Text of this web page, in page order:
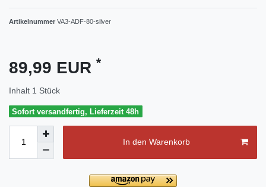
Artikelnummer VA3-ADF-80-silver
89,99 EUR *
Inhalt 1 Stück
Sofort versandfertig, Lieferzeit 48h
In den Warenkorb